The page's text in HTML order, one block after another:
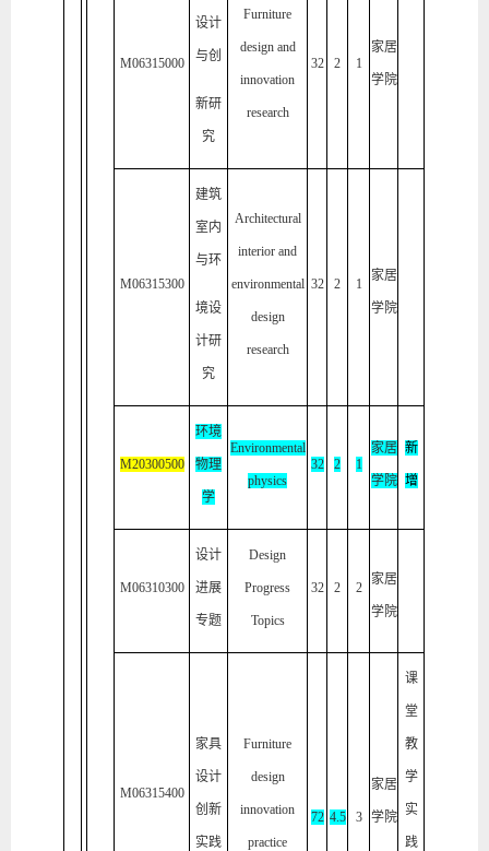
M06315000
设计
与创
新研
究
Furniture
design and
innovation
research
32 2 1
家居
学院
M06315300
建筑
室内
与环
境设
计研
究
Architectural
interior and
environmental
design
research
32 2 1
家居
学院
M20300500
环境
物理
学
Environmental
physics
32 2 1
家居
学院
新
增
M06310300
设计
进展
专题
Design
Progress
Topics
32 2 2
家居
学院
M06315400
家具
设计
创新
实践
Furniture
design
innovation
practice
72 4.5 3
家居
学院
课
堂
教
学
实
践